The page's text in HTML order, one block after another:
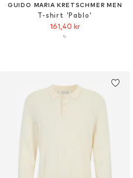
GUIDO MARIA KRETSCHMER MEN
T-shirt 'Pablo'
161,40 kr